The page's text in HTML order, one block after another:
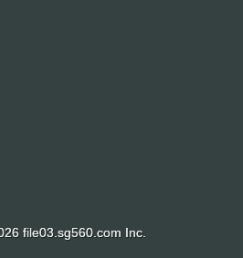
file03.sg560.com Inc.
file03.sg560.com Inc.